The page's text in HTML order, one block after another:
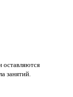
оставляются
занятий.